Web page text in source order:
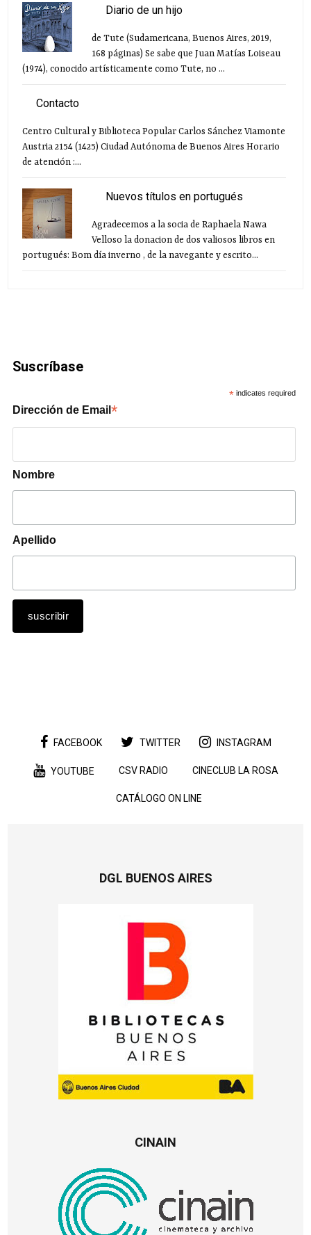
Diario de un hijo
de Tute (Sudamericana, Buenos Aires, 2019,
168 páginas) Se sabe que Juan Matías Loiseau
(1974), conocido artísticamente como Tute, no ...
Contacto
Centro Cultural y Biblioteca Popular Carlos Sánchez Viamonte
Austria 2154 (1425) Ciudad Autónoma de Buenos Aires Horario
de atención :...
Nuevos títulos en portugués
Agradecemos a la socia de Raphaela Nawa
Velloso la donacion de dos valiosos libros en
portugués: Bom día inverno , de la navegante y escrito...
Suscríbase
* indicates required
Dirección de Email*
Nombre
Apellido
FACEBOOK TWITTER INSTAGRAM
YOUTUBE CSV RADIO CINECLUB LA ROSA
CATÁLOGO ON LINE
DGL BUENOS AIRES
CINAIN